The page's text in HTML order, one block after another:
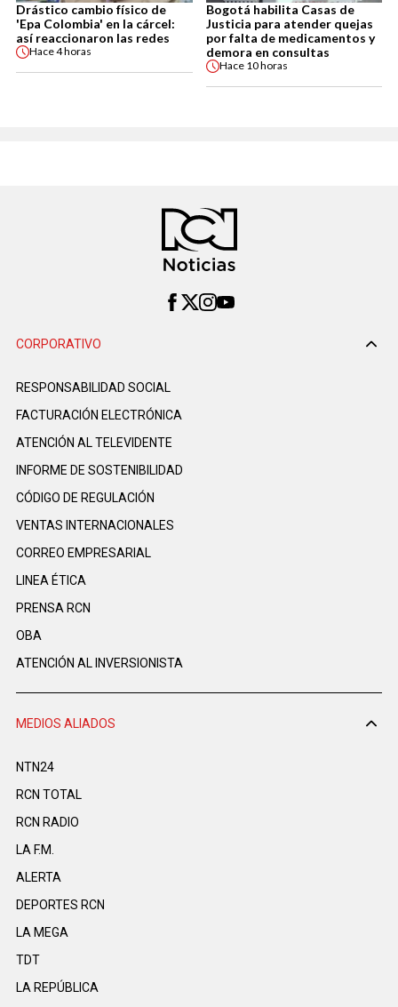
Drástico cambio físico de
'Epa Colombia' en la cárcel:
así reaccionaron las redes
Hace4 horas
Bogotá habilita Casas de
Justicia para atender quejas
por falta de medicamentos y
demora en consultas
Hace 10 horas
CORPORATIVO
RESPONSABILIDAD SOCIAL
FACTURACIÓN ELECTRÓNICA
ATENCIÓN AL TELEVIDENTE
INFORME DE SOSTENIBILIDAD
CÓDIGO DE REGULACIÓN
VENTAS INTERNACIONALES
CORREO EMPRESARIAL
LINEA ÉTICA
PRENSA RCN
OBA
ATENCIÓN AL INVERSIONISTA
MEDIOS ALIADOS
NTN24
RCN TOTAL
RCN RADIO
LA F.M.
ALERTA
DEPORTES RCN
LA MEGA
TDT
LA REPÚBLICA